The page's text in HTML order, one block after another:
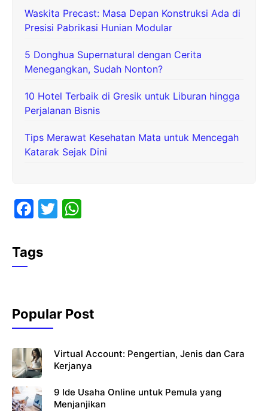
Waskita Precast: Masa Depan Konstruksi Ada di
Presisi Pabrikasi Hunian Modular
5 Donghua Supernatural dengan Cerita
Menegangkan, Sudah Nonton?
10 Hotel Terbaik di Gresik untuk Liburan hingga
Perjalanan Bisnis
Tips Merawat Kesehatan Mata untuk Mencegah
Katarak Sejak Dini
F
c
e
o
k
T
p
p
Tags
Popular Post
Virtual Account: Pengertian, Jenis dan Cara
Kerjanya
9 Ide Usaha Online untuk Pemula yang
Menjanjikan